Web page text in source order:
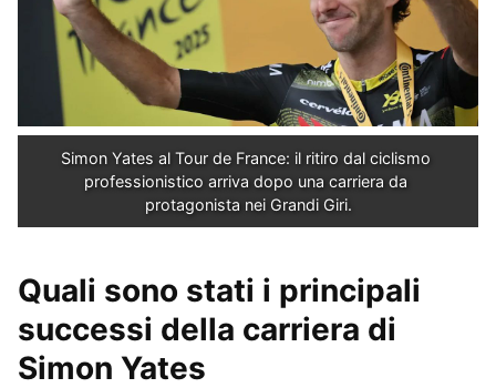
Simon Yates al Tour de France: il ritiro dal ciclismo
professionistico arriva dopo una carriera da
protagonista nei Grandi Giri.
Quali sono stati i principali
successi della carriera di
Simon Yates